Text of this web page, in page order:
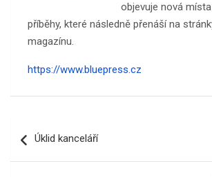
objevuje nová
příběhy, které následně přenáší na
magazínu.
https://www.bluepress.cz
proÚklid kanceláří